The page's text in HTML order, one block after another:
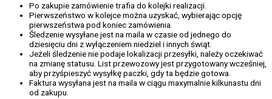
Po zakupie zamówienie trafia do kolejki realizacji.
Pierwszeństwo w kolejce można uzyskać, wybierając opcję
pierwszeństwa pod koniec zamówienia.
Śledzenie wysyłane jest na maila w czasie od jednego do
dziesięciu dni z wyłączeniem niedziel i innych świąt.
Jeżeli śledzenie nie podaje lokalizacji przesyłki, należy oczekiwać
na zmianę statusu. List przewozowy jest przygotowany wcześniej,
aby przyśpieszyć wysyłkę paczki, gdy ta będzie gotowa.
Faktura wysyłana jest na maila w ciągu maxymalnie kilkunastu dni
od zakupu.